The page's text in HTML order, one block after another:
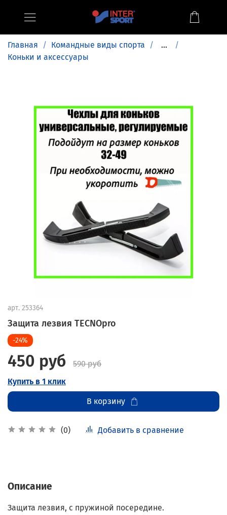
Главная Командные виды спорта
...
Коньки и аксессуары
арт. 253364
Защита лезвия TECNOpro
(0) Добавить в сравнение
-24%
450 руб
590 руб
Купить в 1 клик
В корзину
Описание
Защита лезвия, с пружиной посередине.